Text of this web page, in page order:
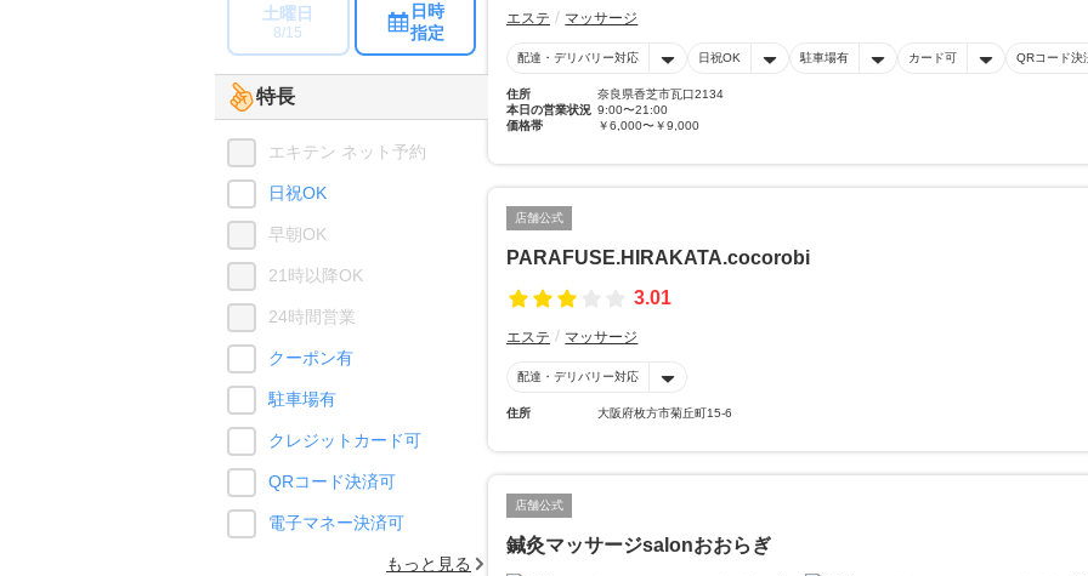
エステ マッサージ
配達・デリバリー対応 日祝OK 駐車場有 カード可 QRコード決
住所
奈良県香芝市瓦口2134
本日の営業状況 9:00〜21:00
価格帯
￥6,000〜￥9,000
店舗公式
PARAFUSE.HIRAKATA.cocorobi
3.01
エステ マッサージ
配達・デリバリー対応
住所 大阪府枚方市菊丘町15-6
店舗公式
鍼灸マッサージsalonおおらぎ
土曜日
8/15
日時
指定
特長
エキテン ネット予約
日祝OK
早朝OK
21時以降OK
24時間営業
クーポン有
駐車場有
クレジットカード可
QRコード決済可
電子マネー決済可
もっと見る